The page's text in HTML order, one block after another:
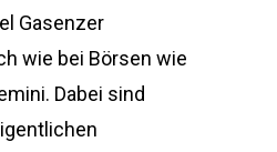
Gasenzer
wie bei Börsen wie
Dabei sind